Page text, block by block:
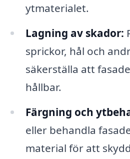
ytmaterialet.
Lagning av skador:
sprickor, hål och
säkerställa att
hållbar.
Färgning och
eller behandla
material för att